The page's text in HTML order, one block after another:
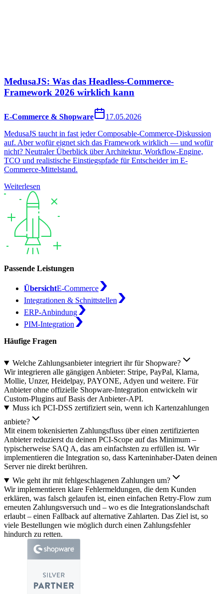
MedusaJS: Was das Headless-Commerce-
Framework 2026 wirklich kann
E-Commerce & Shopware
17.05.2026
MedusaJS taucht in fast jeder Composable-Commerce-Diskussion
auf. Aber wofür eignet sich das Framework wirklich — und wofür
nicht? Neutraler Überblick über Architektur, Workflow-Engine,
TCO und realistische Einstiegspfade für Entscheider im E-
Commerce-Mittelstand.
Weiterlesen
Passende Leistungen
ÜbersichtE-Commerce
Integrationen & Schnittstellen
ERP-Anbindung
PIM-Integration
Häufige Fragen
Welche Zahlungsanbieter integriert ihr für Shopware?
Wir integrieren alle gängigen Anbieter: Stripe, PayPal, Klarna,
Mollie, Unzer, Heidelpay, PAYONE, Adyen und weitere. Für
Anbieter ohne offizielle Shopware-Integration entwickeln wir
Custom-Plugins auf Basis der Anbieter-API.
Muss ich PCI-DSS zertifiziert sein, wenn ich Kartenzahlungen
anbiete?
Mit einem tokenisierten Zahlungsfluss über einen zertifizierten
Anbieter reduzierst du deinen PCI-Scope auf das Minimum –
typischerweise SAQ A, das am einfachsten zu erfüllen ist. Wir
implementieren die Integration so, dass Karteninhaber-Daten deinen
Server nie direkt berühren.
Wie geht ihr mit fehlgeschlagenen Zahlungen um?
Wir implementieren klare Fehlermeldungen, die dem Kunden
erklären, was falsch gelaufen ist, einen einfachen Retry-Flow zum
erneuten Zahlungsversuch und – wo es die Integrationslandschaft
erlaubt – einen Fallback auf alternative Zahlarten. Das Ziel ist, so
viele Bestellungen wie möglich durch einen Zahlungsfehler
hindurch zu retten.